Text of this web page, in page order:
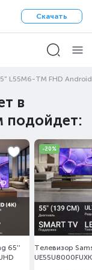
Скачать
L55M6-TM FHD Android
в
подойдет:
65''
-20%
Телевизор